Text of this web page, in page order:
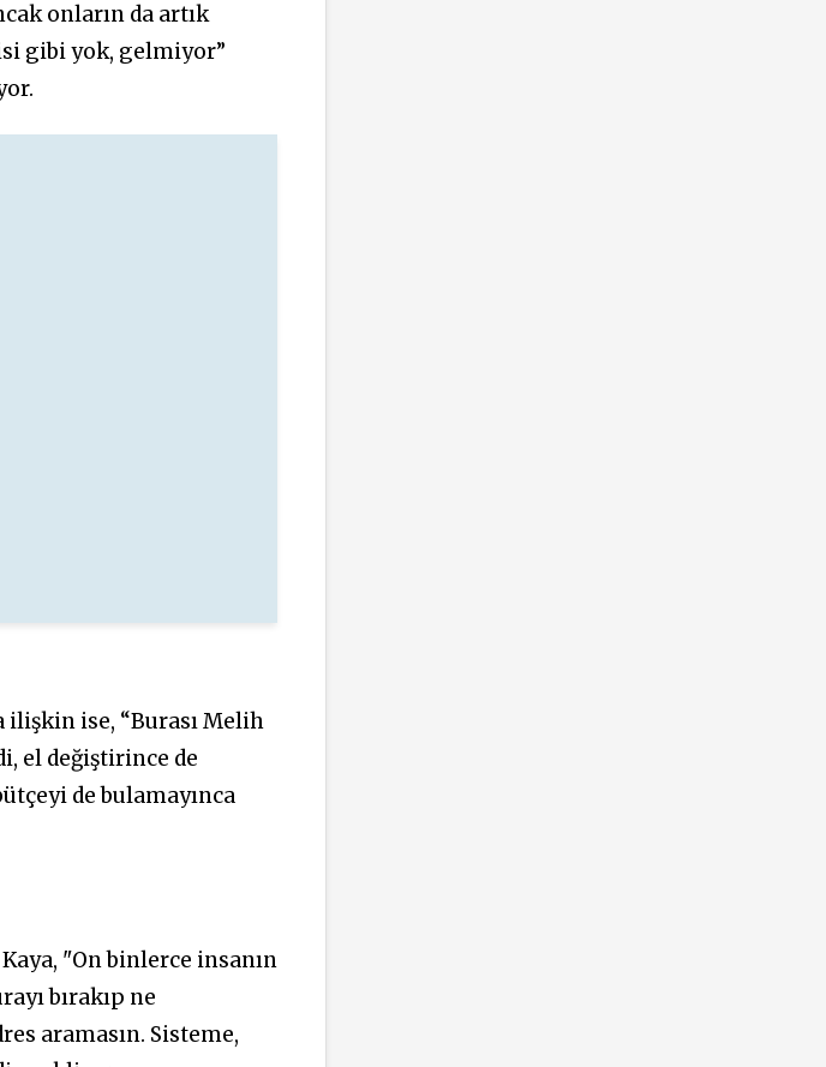
onların da artık
gibi yok, gelmiyor”
ilişkin ise, “Burası Melih
el değiştirince de
de bulamayınca
"On binlerce insanın
bırakıp ne
aramasın. Sisteme,